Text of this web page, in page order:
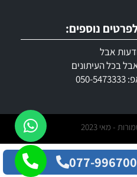
נוספים:
אבל
בכל העיתונים
- מאי 2023